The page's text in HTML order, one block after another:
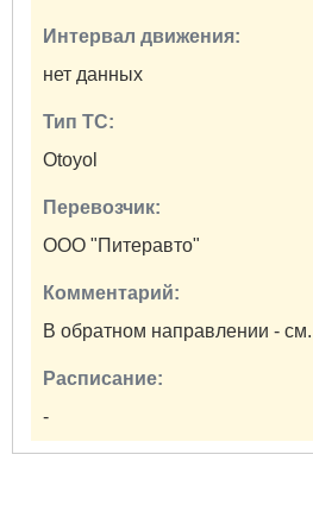
Интервал движения:
нет данных
Тип ТС:
Otoyol
Перевозчик:
ООО "Питеравто"
Комментарий:
В обратном направлении -
Расписание:
-